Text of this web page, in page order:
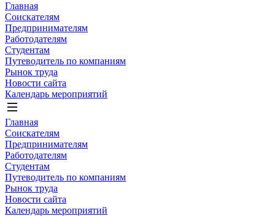
Главная
Соискателям
Предпринимателям
Работодателям
Студентам
Путеводитель по компаниям
Рынок труда
Новости сайта
Календарь мероприятий
Главная
Соискателям
Предпринимателям
Работодателям
Студентам
Путеводитель по компаниям
Рынок труда
Новости сайта
Календарь мероприятий